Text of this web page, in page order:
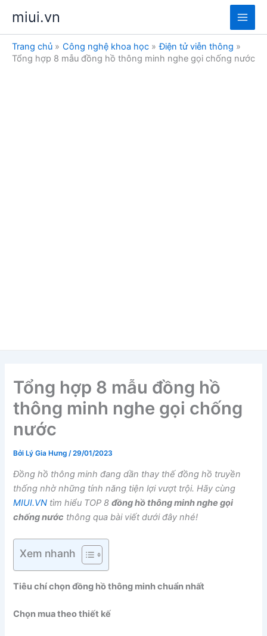
nội
dung
miui.vn
Main
Trang chủ Công nghệ khoa học
Điện tử viễn thông
Tổng hợp 8 mẫu đồng hồ thông minh nghe gọi chống nước
Tổng hợp 8 mẫu đồng hồ
thông minh nghe gọi chống
nước
Bởi Lý Gia Hưng/29/01/2023
Đồng hồ thông minh đang dần thay thế đồng hồ truyền
thống nhờ những tính năng tiện lợi vượt trội. Hãy cùng
MIUI.VN tìm hiểu TOP 8đồng hồ thông minh nghe gọi
chống nước thông qua bài viết dưới đây nhé!
Xem nhanh
Tiêu chí chọn đồng hồ thông minh chuẩn nhất
Chọn mua theo thiết kế